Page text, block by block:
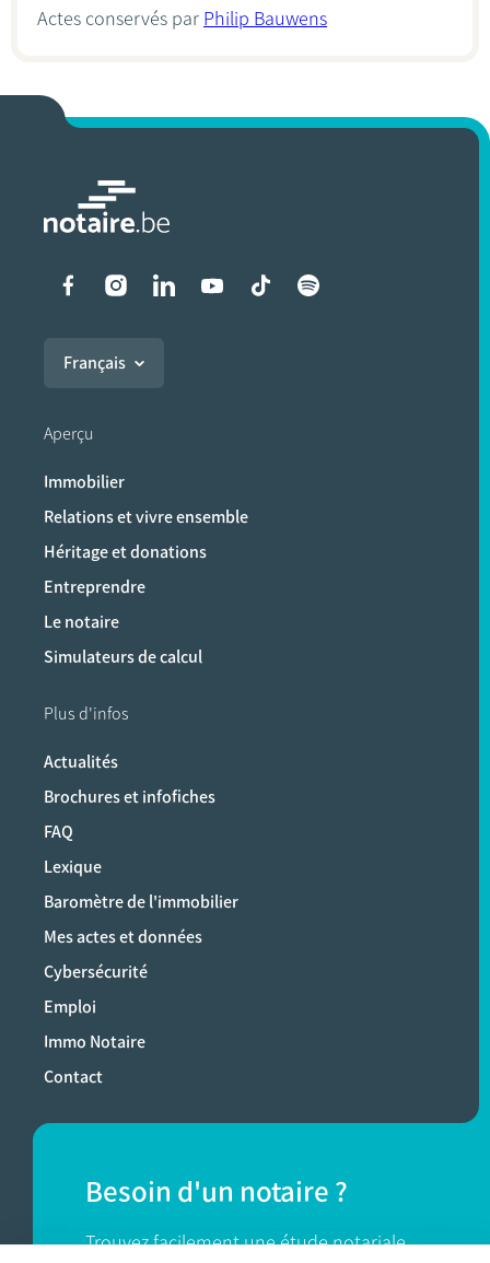
Actes conservés par Philip Bauwens
Liens vers les réseaux
Français
Aperçu
Immobilier
Relations et vivre ensemble
Héritage et donations
Entreprendre
Le notaire
Simulateurs de calcul
Plus d'infos
Actualités
Brochures et infofiches
FAQ
Lexique
Baromètre de l'immobilier
Mes actes et données
Cybersécurité
Emploi
Immo Notaire
Contact
Besoin d'un notaire ?
Trouvez facilement une étude notariale